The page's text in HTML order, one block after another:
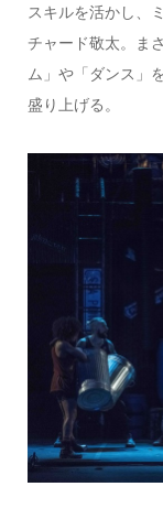
スキルを活かし、
チャード敬太。ま
ム」や「ダンス」
盛り上げる。